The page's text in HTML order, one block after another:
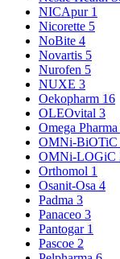
NICApur 1
Nicorette 5
NoBite 4
Novartis 5
Nurofen 5
NUXE 3
Oekopharm 16
OLEOvital 3
Omega Pharma
OMNi-BiOTiC
OMNi-LOGiC
Orthomol 1
Osanit-Osa 4
Padma 3
Panaceo 3
Pantogar 1
Pascoe 2